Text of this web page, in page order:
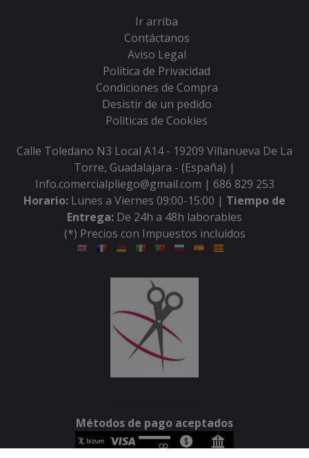
Ir arriba
Contáctanos
Aviso Legal
Política de Privacidad
Condiciones de Compra
Desistir de un pedido
Políticas de Cookies
Calle Toledano N3 Local A14 - 19209 Villanueva De La
Torre, Guadalajara - (España) |
Info.comercialpliego@gmail.com | 686 829 253
Horario: Lunes a Viernes 09:00-15:00 | Tiempo de
Entrega: De 24h a 48h laborables
(*) Precios con Impuestos incluidos
Métodos de pago aceptados